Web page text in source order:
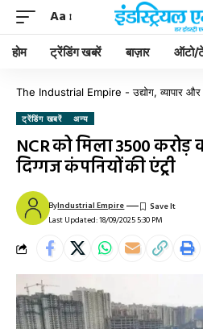
Aa
होम ट्रेंडिंग खबरें बाज़ार ऑटो/
ट्रेंडिंग खबरें अन्य
NCR को मिला 3500 करोड़
दिग्गज कंपनियों की एंट्री
Last Updated: 18/09/2025 5:30 PM
ByIndustrial Empire